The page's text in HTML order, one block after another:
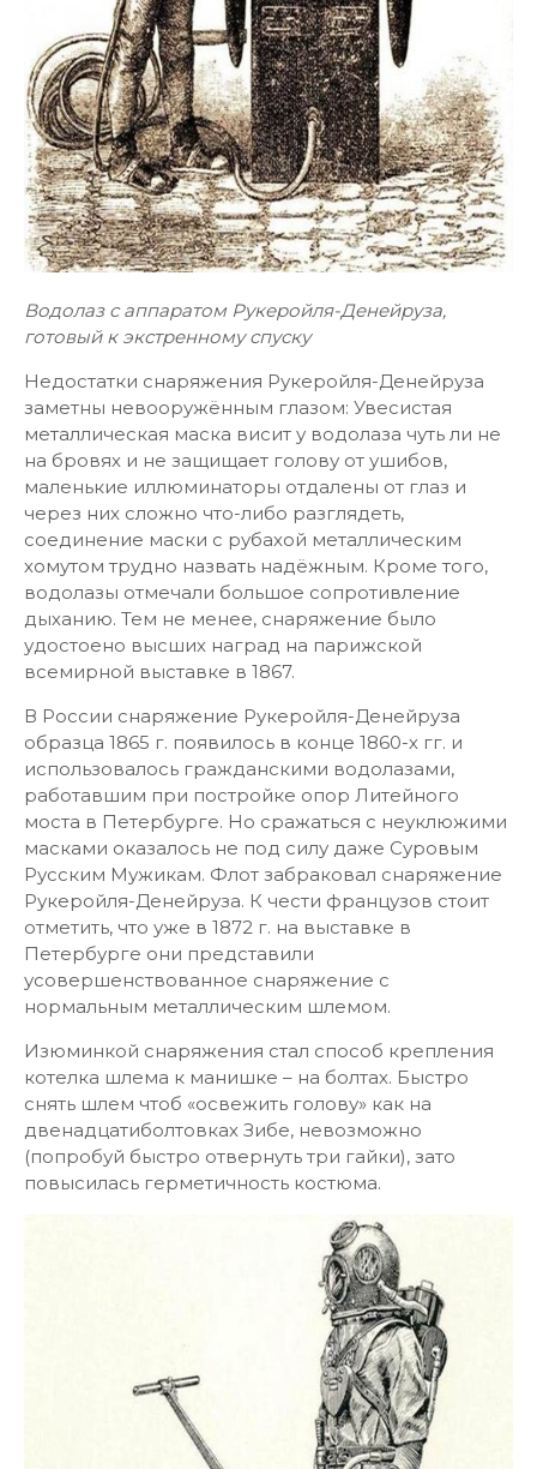
Водолаз с аппаратом Рукеройля-Денейруза,
готовый к экстренному спуску
Недостатки снаряжения Рукеройля-Денейруза
заметны невооружённым глазом: Увесистая
металлическая маска висит у водолаза чуть ли не
на бровях и не защищает голову от ушибов,
маленькие иллюминаторы отдалены от глаз и
через них сложно что-либо разглядеть,
соединение маски с рубахой металлическим
хомутом трудно назвать надёжным. Кроме того,
водолазы отмечали большое сопротивление
дыханию. Тем не менее, снаряжение было
удостоено высших наград на парижской
всемирной выставке в 1867.
В России снаряжение Рукеройля-Денейруза
образца 1865 г. появилось в конце 1860-х гг. и
использовалось гражданскими водолазами,
работавшим при постройке опор Литейного
моста в Петербурге. Но сражаться с неуклюжими
масками оказалось не под силу даже Суровым
Русским Мужикам. Флот забраковал снаряжение
Рукеройля-Денейруза. К чести французов стоит
отметить, что уже в 1872 г. на выставке в
Петербурге они представили
усовершенствованное снаряжение с
нормальным металлическим шлемом.
Изюминкой снаряжения стал способ крепления
котелка шлема к манишке – на болтах. Быстро
снять шлем чтоб «освежить голову» как на
двенадцатиболтовках Зибе, невозможно
(попробуй быстро отвернуть три гайки), зато
повысилась герметичность костюма.